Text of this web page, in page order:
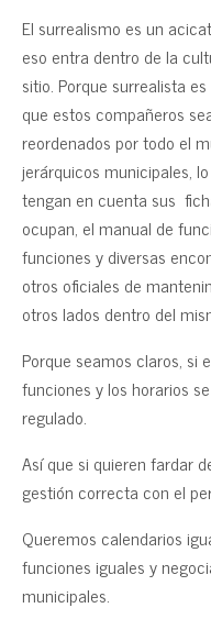
El surrealismo es un
eso entra dentro de la
sitio. Porque surrealista
que estos compañeros
reordenados por todo el
jerárquicos municipales,
tengan en cuenta sus
ocupan, el manual de
funciones y diversas
otros oficiales de
otros lados dentro del
Porque seamos claros, si
funciones y los horarios
regulado.
Así que si quieren fardar
gestión correcta con el
Queremos calendarios
funciones iguales y
municipales.